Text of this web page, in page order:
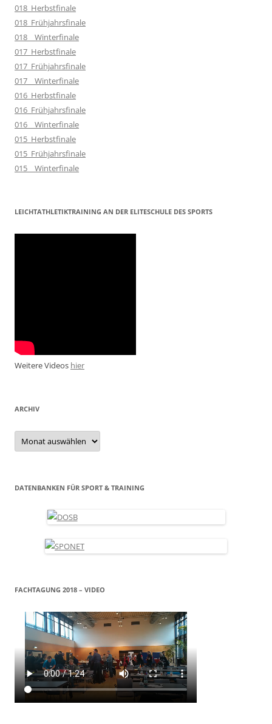
018_Herbstfinale
018_Frühjahrsfinale
018__Winterfinale
017_Herbstfinale
017_Frühjahrsfinale
017__Winterfinale
016_Herbstfinale
016_Frühjahrsfinale
016__Winterfinale
015_Herbstfinale
015_Frühjahrsfinale
015__Winterfinale
LEICHTATHLETIKTRAINING AN DER ELITESCHULE DES SPORTS
Weitere Videos hier
ARCHIV
Archiv
DATENBANKEN FÜR SPORT & TRAINING
FACHTAGUNG 2018 – VIDEO